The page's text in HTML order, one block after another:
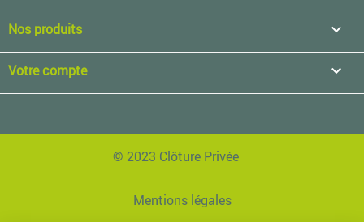
Nos produits 
Votre compte 
© 2023 Clôture Privée
Mentions légales